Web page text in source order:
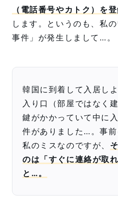
（電話番号やカトク）を
します。というのも、私
事件」が発生しまして…。
韓国に到着して入居し
入り口（部屋ではなく
鍵がかかっていて中に
件がありました…。事
私のミスなのですが、
のは「すぐに連絡が取
と…。